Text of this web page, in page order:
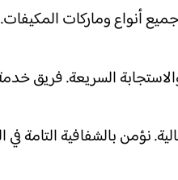
أنواع وماركات المكيفات.
السريعة. فريق
نؤمن بالشفافية التامة